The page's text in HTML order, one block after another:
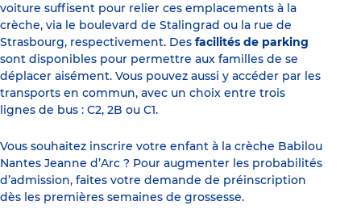
voiture suffisent pour relier ces emplacements à la
crèche, via le boulevard de Stalingrad ou la rue de
Strasbourg, respectivement. Des facilités de parking
sont disponibles pour permettre aux familles de se
déplacer aisément. Vous pouvez aussi y accéder par les
transports en commun, avec un choix entre trois
lignes de bus : C2, 2B ou C1.
Vous souhaitez inscrire votre enfant à la crèche Babilou
Nantes Jeanne d’Arc ? Pour augmenter les probabilités
d’admission, faites votre demande de préinscription
dès les premières semaines de grossesse.